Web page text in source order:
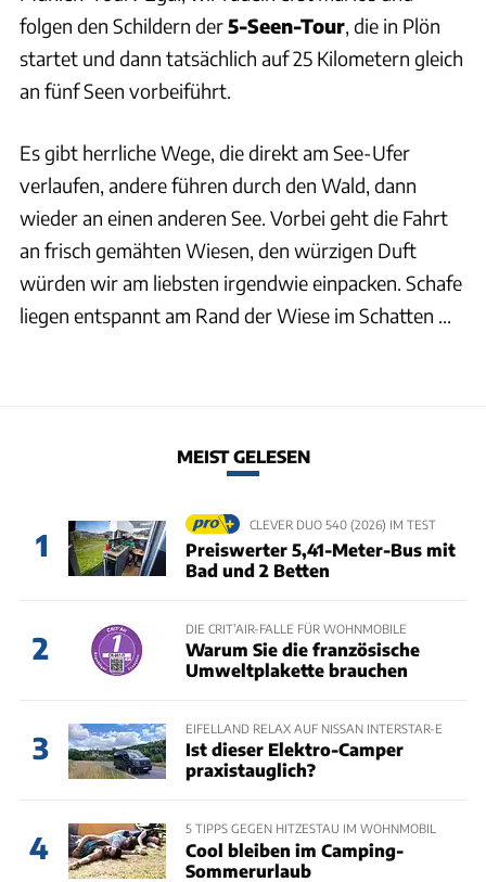
folgen den Schildern der5-Seen-Tour, die in Plön
startet und dann tatsächlich auf 25 Kilometern gleich
an fünf Seen vorbeiführt.
Es gibt herrliche Wege, die direkt am See-Ufer
verlaufen, andere führen durch den Wald, dann
wieder an einen anderen See. Vorbei geht die Fahrt
an frisch gemähten Wiesen, den würzigen Duft
würden wir am liebsten irgendwie einpacken. Schafe
liegen entspannt am Rand der Wiese im Schatten ...
MEIST GELESEN
1
CLEVER DUO 540 (2026) IM TEST
Preiswerter 5,41-Meter-Bus mit
Bad und 2 Betten
2
DIE CRIT’AIR-FALLE FÜR WOHNMOBILE
Warum Sie die französische
Umweltplakette brauchen
3
EIFELLAND RELAX AUF NISSAN INTERSTAR-E
Ist dieser Elektro-Camper
praxistauglich?
4
5 TIPPS GEGEN HITZESTAU IM WOHNMOBIL
Cool bleiben im Camping-
Sommerurlaub